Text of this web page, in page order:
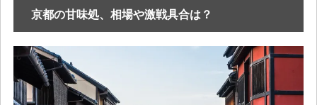
京都の甘味処、相場や激戦具合は？